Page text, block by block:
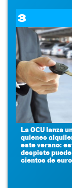
3
La OCU lanza
quienes
este verano:
despiste
cientos de